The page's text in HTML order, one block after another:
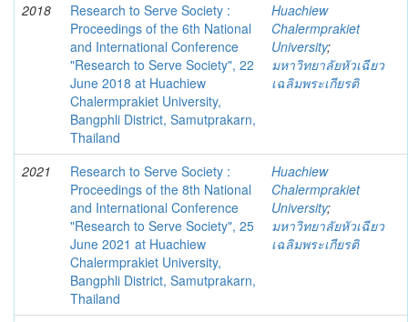
2018
Research to Serve Society :
Proceedings of the 6th National
and International Conference
"Research to Serve Society", 22
June 2018 at Huachiew
Chalermprakiet University,
Bangphli District, Samutprakarn,
Thailand
Huachiew
Chalermprakiet
University;
มหาวิทยาลัยหัวเฉียว
เฉลิมพระเกียรติ
2021
Research to Serve Society :
Proceedings of the 8th National
and International Conference
"Research to Serve Society", 25
June 2021 at Huachiew
Chalermprakiet University,
Bangphli District, Samutprakarn,
Thailand
Huachiew
Chalermprakiet
University;
มหาวิทยาลัยหัวเฉียว
เฉลิมพระเกียรติ